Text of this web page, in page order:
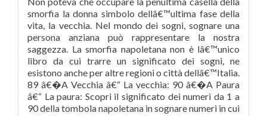
smorfia la donna simbolo dellâ€™ultima fase della
vita, la vecchia. Nel mondo dei sogni, sognare una
persona anziana può rappresentare la nostra
saggezza. La smorfia napoletana non è lâ€™unico
libro da cui trarre un significato dei sogni, ne
esistono anche per altre regioni o città dellâ€™Italia.
89 â€�A Vecchia â€“ La vecchia: 90 â€�A Paura
â€“ La paura: Scopri il significato dei numeri da 1 a
90 della tombola napoletana in sognare numeri in cui